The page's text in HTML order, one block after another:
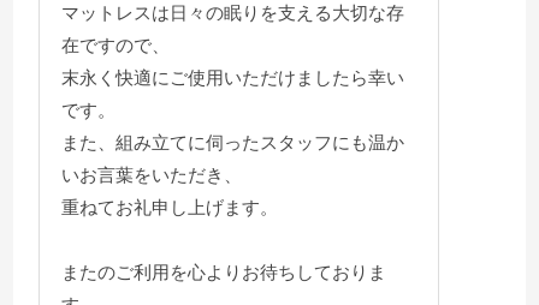
マットレスは日々の眠りを支える大切な存
在ですので、
末永く快適にご使用いただけましたら幸い
です。
また、組み立てに伺ったスタッフにも温か
いお言葉をいただき、
重ねてお礼申し上げます。
またのご利用を心よりお待ちしておりま